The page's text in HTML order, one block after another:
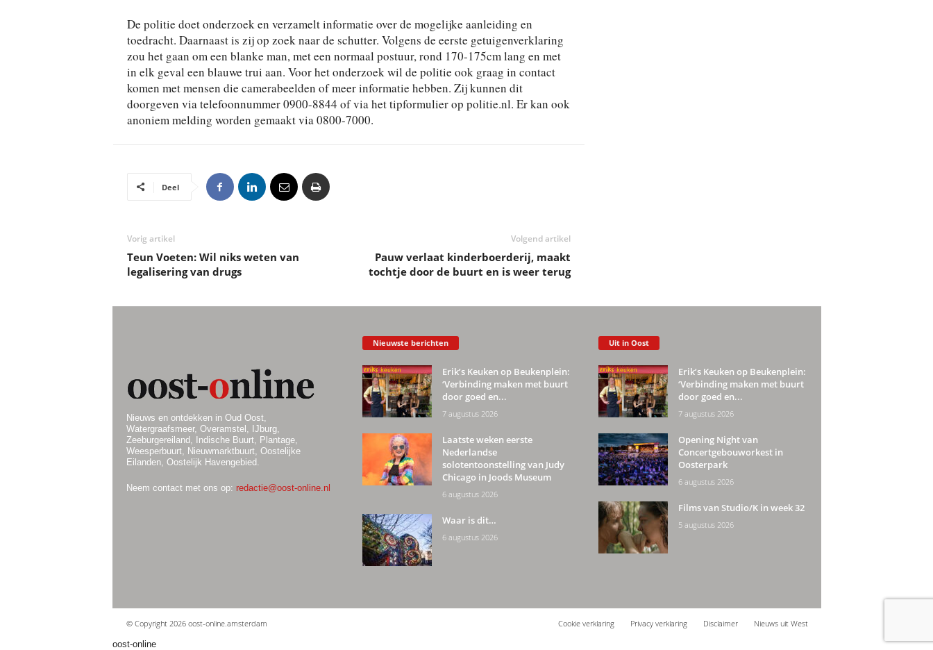
De politie doet onderzoek en verzamelt informatie over de mogelijke aanleiding en
toedracht. Daarnaast is zij op zoek naar de schutter. Volgens de eerste getuigenverklaring
zou het gaan om een blanke man, met een normaal postuur, rond 170-175cm lang en met
in elk geval een blauwe trui aan. Voor het onderzoek wil de politie ook graag in contact
komen met mensen die camerabeelden of meer informatie hebben. Zij kunnen dit
doorgeven via telefoonnummer 0900-8844 of via het tipformulier op politie.nl. Er kan ook
anoniem melding worden gemaakt via 0800-7000.
Deel
Vorig artikel
Teun Voeten: Wil niks weten van
legalisering van drugs
Volgend artikel
Pauw verlaat kinderboerderij, maakt
tochtje door de buurt en is weer terug
Nieuws en ontdekken in Oud Oost,
Watergraafsmeer, Overamstel, IJburg,
Zeeburgereiland, Indische Buurt, Plantage,
Weesperbuurt, Nieuwmarktbuurt, Oostelijke
Eilanden, Oostelijk Havengebied.
Neem contact met ons op: redactie@oost-online.nl
Nieuwste berichten
Erik’s Keuken op Beukenplein:
‘Verbinding maken met buurt
door goed en...
7 augustus 2026
Laatste weken eerste
Nederlandse
solotentoonstelling van Judy
Chicago in Joods Museum
6 augustus 2026
Waar is dit…
6 augustus 2026
Uit in Oost
Erik’s Keuken op Beukenplein:
‘Verbinding maken met buurt
door goed en...
7 augustus 2026
Opening Night van
Concertgebouworkest in
Oosterpark
6 augustus 2026
Films van Studio/K in week 32
5 augustus 2026
Cookie verklaring Privacy verklaring Disclaimer Nieuws uit West
© Copyright 2026 oost-online.amsterdam
oost-online